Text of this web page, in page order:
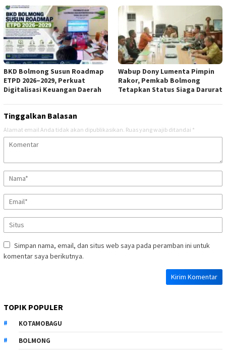
BKD Bolmong Susun Roadmap
ETPD 2026–2029, Perkuat
Digitalisasi Keuangan Daerah
Wabup Dony Lumenta Pimpin
Rakor, Pemkab Bolmong
Tetapkan Status Siaga Darurat
Tinggalkan Balasan
Alamat email Anda tidak akan dipublikasikan. Ruas yang wajib ditandai *
Simpan nama, email, dan situs web saya pada peramban ini untuk
komentar saya berikutnya.
TOPIK POPULER
KOTAMOBAGU
BOLMONG